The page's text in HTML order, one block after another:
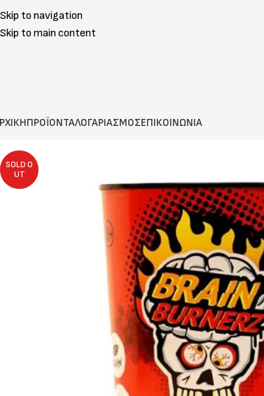
Skip to navigation
Skip to main content
ΠΡΟΪΟΝΤΑΛΟΓΑΡΙΑΣΜΟΣΕΠΙΚΟΙΝΩΝΙΑ
SOLD O
UT